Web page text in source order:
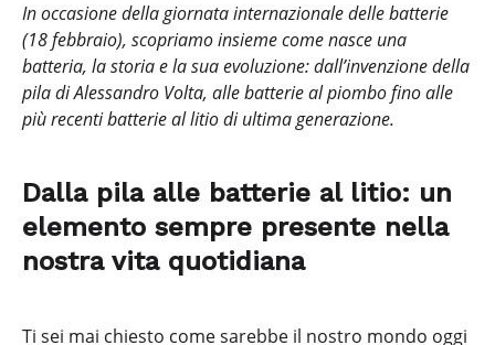
In occasione della giornata internazionale delle batterie
(18 febbraio), scopriamo insieme come nasce una
batteria, la storia e la sua evoluzione: dall’invenzione della
pila di Alessandro Volta, alle batterie al piombo fino alle
più recenti batterie al litio di ultima generazione.
Dalla pila alle batterie al litio: un
elemento sempre presente nella
nostra vita quotidiana
Ti sei mai chiesto come sarebbe il nostro mondo oggi